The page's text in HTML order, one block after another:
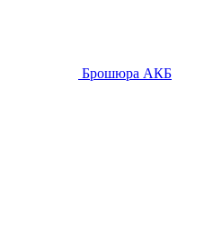
Брошюра АКБ